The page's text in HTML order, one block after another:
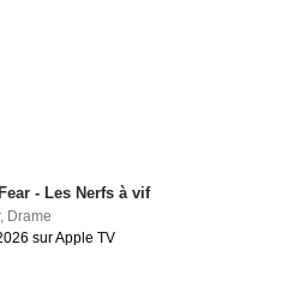
- Les Nerfs à vif
, Drame
sur Apple TV